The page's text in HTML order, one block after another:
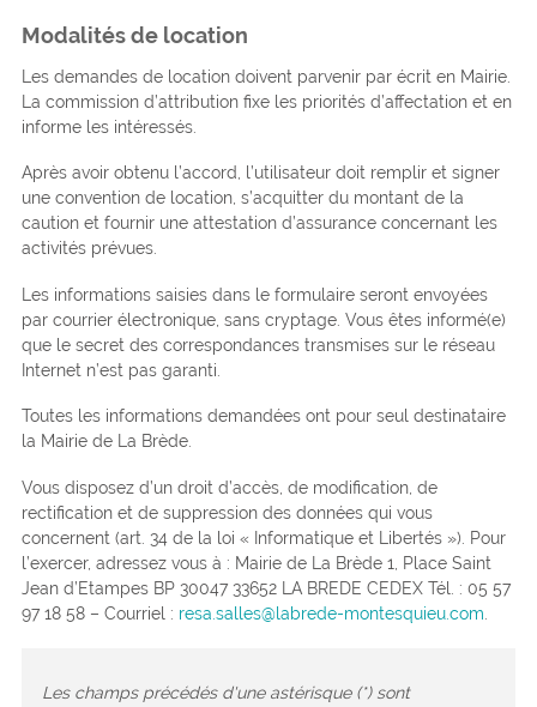
Modalités de location
Les demandes de location doivent parvenir par écrit en Mairie.
La commission d’attribution fixe les priorités d’affectation et en
informe les intéressés.
Après avoir obtenu l’accord, l’utilisateur doit remplir et signer
une convention de location, s’acquitter du montant de la
caution et fournir une attestation d’assurance concernant les
activités prévues.
Les informations saisies dans le formulaire seront envoyées
par courrier électronique, sans cryptage. Vous êtes informé(e)
que le secret des correspondances transmises sur le réseau
Internet n’est pas garanti.
Toutes les informations demandées ont pour seul destinataire
la Mairie de La Brède.
Vous disposez d’un droit d’accès, de modification, de
rectification et de suppression des données qui vous
concernent (art. 34 de la loi « Informatique et Libertés »). Pour
l’exercer, adressez vous à : Mairie de La Brède 1, Place Saint
Jean d’Etampes BP 30047 33652 LA BREDE CEDEX Tél. : 05 57
97 18 58 – Courriel : resa.salles@labrede-montesquieu.com
Les champs précédés d'une astérisque (*) sont